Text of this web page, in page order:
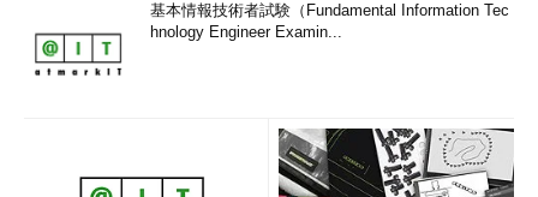
基本情報技術者試験（Fundamental Information Tec
hnology Engineer Examin...